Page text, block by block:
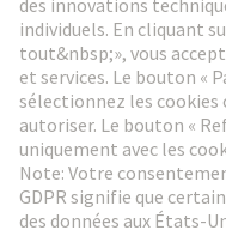
Aller à l'inscription
Social Media